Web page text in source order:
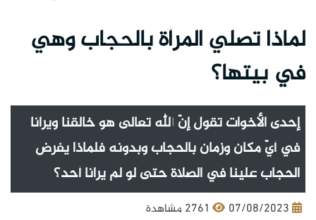
لماذا تصلي المرأة بالحجاب وهي
في بيتها؟
إحدى الأخوات تقول إنّ الله تعالى هو خالقنا ويرانا
في أيّ مكان وزمان بالحجاب وبدونه فلماذا يفرض
الحجاب علينا في الصلاة حتى لو لم يرانا أحد؟
07/08/2023 2761 مشاهدة